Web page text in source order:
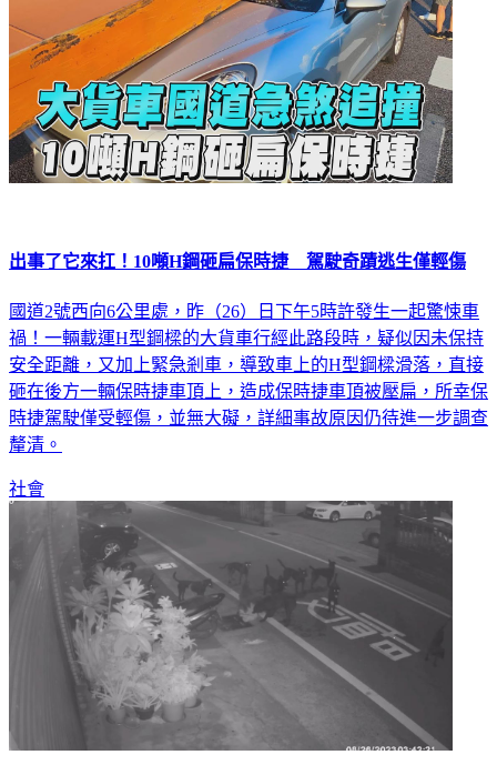
出事了它來扛！10噸H鋼砸扁保時捷 駕駛奇蹟逃生僅輕傷
國道2號西向6公里處，昨（26）日下午5時許發生一起驚悚車
禍！一輛載運H型鋼樑的大貨車行經此路段時，疑似因未保持
安全距離，又加上緊急剎車，導致車上的H型鋼樑滑落，直接
砸在後方一輛保時捷車頂上，造成保時捷車頂被壓扁，所幸保
時捷駕駛僅受輕傷，並無大礙，詳細事故原因仍待進一步調查
釐清。
社會